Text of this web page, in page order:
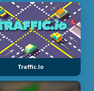
Traffic.io